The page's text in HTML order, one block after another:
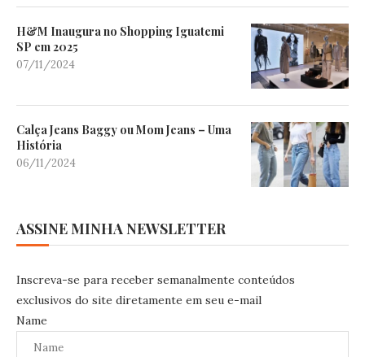
H&M Inaugura no Shopping Iguatemi
SP em 2025
07/11/2024
Calça Jeans Baggy ou Mom Jeans – Uma
História
06/11/2024
ASSINE MINHA NEWSLETTER
Inscreva-se para receber semanalmente conteúdos
exclusivos do site diretamente em seu e-mail
Name